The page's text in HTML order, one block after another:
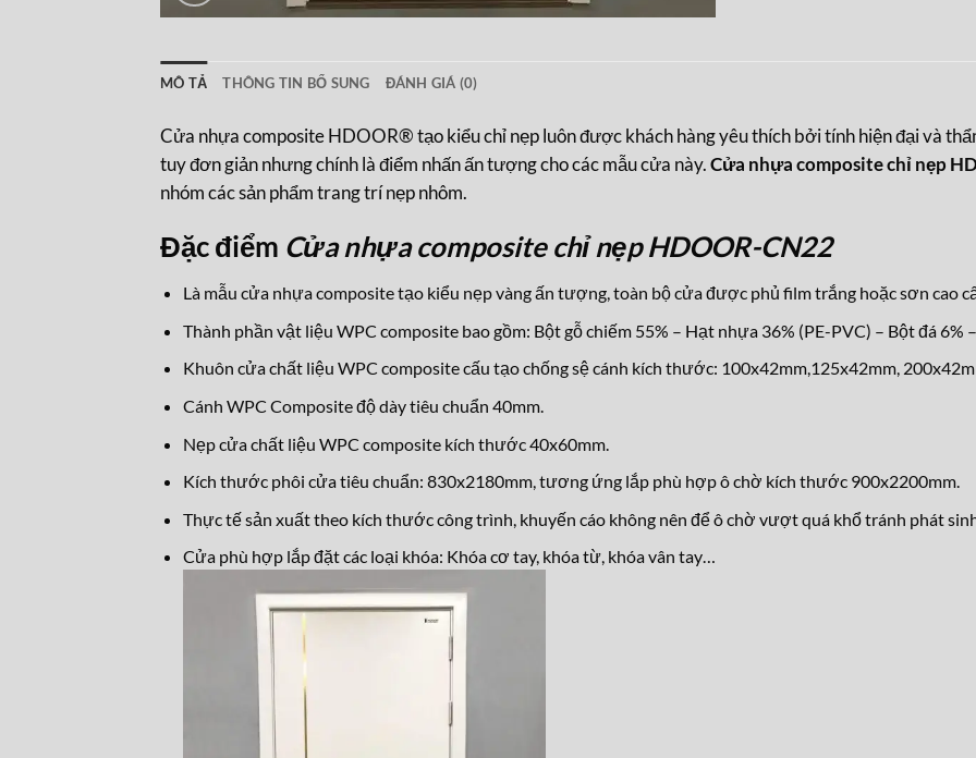
MÔ TẢ THÔNG TIN BỔ SUNG ĐÁNH GIÁ (0)
Cửa nhựa composite HDOOR® tạo kiểu chỉ nẹp luôn được khách hàng yêu thích bởi tính hiện đại và
tuy đơn giản nhưng chính là điểm nhấn ấn tượng cho các mẫu cửa này.Cửa nhựa composite chỉ nẹp
nhóm các sản phẩm trang trí nẹp nhôm.
Đặc điểm Cửa nhựa composite chỉ nẹp HDOOR-CN22
Là mẫu cửa nhựa composite tạo kiểu nẹp vàng ấn tượng, toàn bộ cửa được phủ film trắng hoặc sơn cao
Thành phần vật liệu WPC composite bao gồm: Bột gỗ chiếm 55% – Hạt nhựa 36% (PE-PVC) – Bột đá 6%
Khuôn cửa chất liệu WPC composite cấu tạo chống sệ cánh kích thước: 100x42mm,125x42mm,
Cánh WPC Composite độ dày tiêu chuẩn 40mm.
Nẹp cửa chất liệu WPC composite kích thước 40x60mm.
Kích thước phôi cửa tiêu chuẩn: 830x2180mm, tương ứng lắp phù hợp ô chờ kích thước 900x2200mm.
Thực tế sản xuất theo kích thước công trình, khuyến cáo không nên để ô chờ vượt quá khổ tránh phát
Cửa phù hợp lắp đặt các loại khóa: Khóa cơ tay, khóa từ, khóa vân tay…